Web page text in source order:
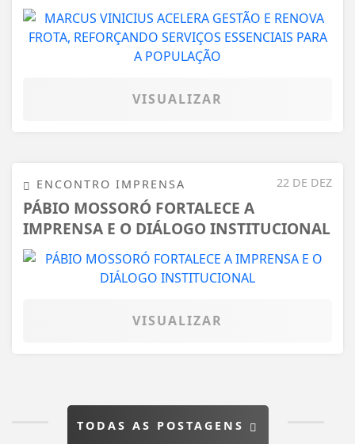
VISUALIZAR
22 DE DEZ
ENCONTRO IMPRENSA
PÁBIO MOSSORÓ FORTALECE A
IMPRENSA E O DIÁLOGO INSTITUCIONAL
VISUALIZAR
TODAS AS POSTAGENS